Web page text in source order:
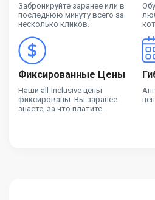
Забронируйте заранее или в
последнюю минуту всего за
несколько кликов.
Фиксированные Цены
Наши all-inclusive цены
фиксированы. Вы заранее
знаете, за что платите.